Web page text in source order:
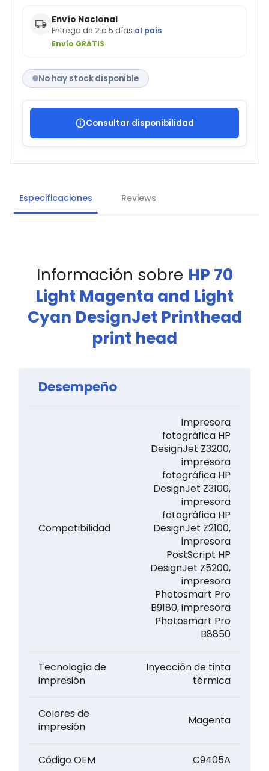
Envío Nacional
Entrega de 2 a 5 días al país
Envío GRATIS
No hay stock disponible
Consultar disponibilidad
Especificaciones Reviews
Información sobre HP 70
Light Magenta and Light
Cyan DesignJet Printhead
print head
Desempeño
Compatibilidad
Impresora
fotográfica HP
DesignJet Z3200,
impresora
fotográfica HP
DesignJet Z3100,
impresora
fotográfica HP
DesignJet Z2100,
impresora
PostScript HP
DesignJet Z5200,
impresora
Photosmart Pro
B9180, impresora
Photosmart Pro
B8850
Tecnología de
impresión
Inyección de tinta
térmica
Colores de
impresión
Magenta
Código OEM C9405A